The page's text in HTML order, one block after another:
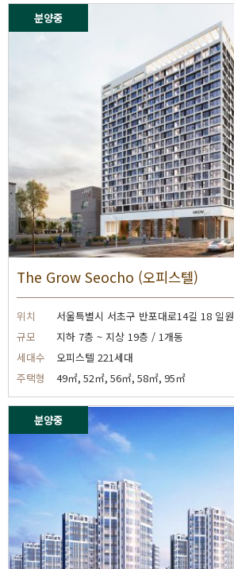
분양중
The Grow Seocho (오피스텔)
위치
서울특별시 서초구 반포대로14길 18 일원
규모
지하 7층 ~ 지상 19층 / 1개동
세대수
오피스텔 221세대
주택형
49㎡, 52㎡, 56㎡, 58㎡, 95㎡
분양중